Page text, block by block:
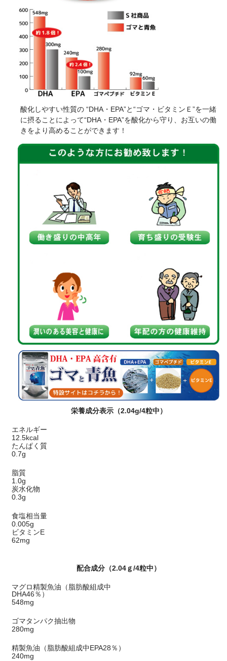
酸化しやすい性質の “DHA・EPA”と“ゴマ・ビタミンＥ”を一緒
に摂ることによって“DHA・EPA”を酸化から守り、お互いの働
きをより高めることができます！
栄養成分表示（2.04g/4粒中）
エネルギー
12.5kcal
たんぱく質
0.7g
脂質
1.0g
炭水化物
0.3g
食塩相当量
0.005g
ビタミンE
62mg
配合成分（2.04ｇ/4粒中）
マグロ精製魚油（脂肪酸組成中
DHA46％）
548mg
ゴマタンパク抽出物
280mg
精製魚油（脂肪酸組成中EPA28％）
240mg